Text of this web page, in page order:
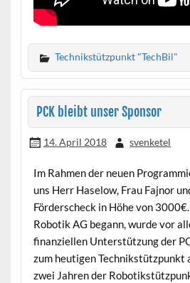
Technikstützpunkt "TechBil"
PCK bleibt unser Sponsor
14. April 2018 svenketel
Im Rahmen der neuen
uns Herr Haselow, Frau Fajnor
Förderscheck in Höhe von
Robotik AG begann, wurde vor
finanziellen Unterstützung der
zum heutigen Technikstützpunkt
zwei Jahren der